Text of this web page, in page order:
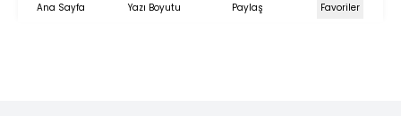
Ana Sayfa Yazı Boyutu Paylaş Favoriler